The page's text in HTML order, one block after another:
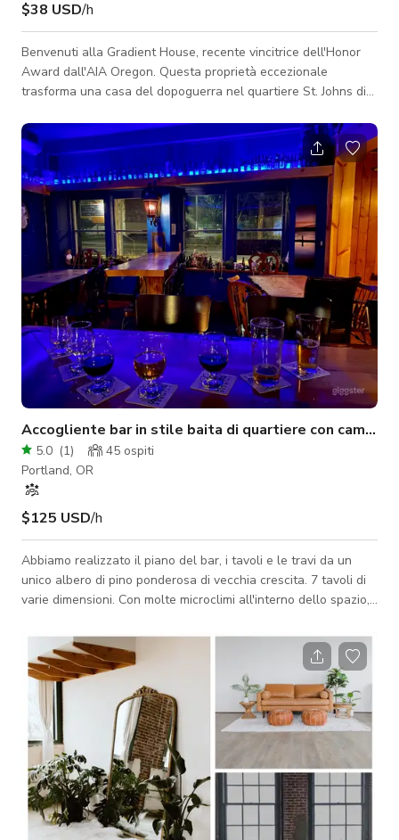
$38 USD/h
Benvenuti alla Gradient House, recente vincitrice dell'Honor
Award dall'AIA Oregon. Questa proprietà eccezionale
trasforma una casa del dopoguerra nel quartiere St. Johns di
da un tetto condiviso e una palette di materiali, la Gradient
House e il Gradient Studio incorniciano un cortile che si
affaccia sull'iconico St. Johns Bridge, sul fiume Willamette e
sulle West Hills. All'interno della casa, rimarrai colpito dalle
linee pulite
Accogliente bar in stile baita di quartiere con camino
5.0 (1) 45 ospiti
Portland, OR
$125 USD/h
Abbiamo realizzato il piano del bar, i tavoli e le travi da un
unico albero di pino ponderosa di vecchia crescita. 7 tavoli di
varie dimensioni. Con molte microclimi all'interno dello spazio,
Un angolo sul retro è perfetto per allestire una scena intima
per 2 persone o un tavolo, musica dal vivo o per utilizzare il
nostro schermo a scomparsa per presentazioni. Un camino
conferisce allo spazio un'atmosfera accogliente da baita e il